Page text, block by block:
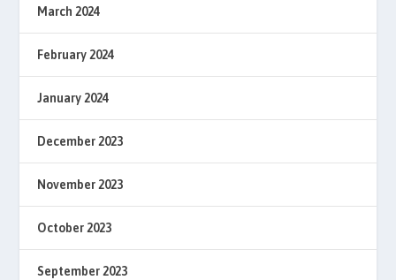
March 2024
February 2024
January 2024
December 2023
November 2023
October 2023
September 2023